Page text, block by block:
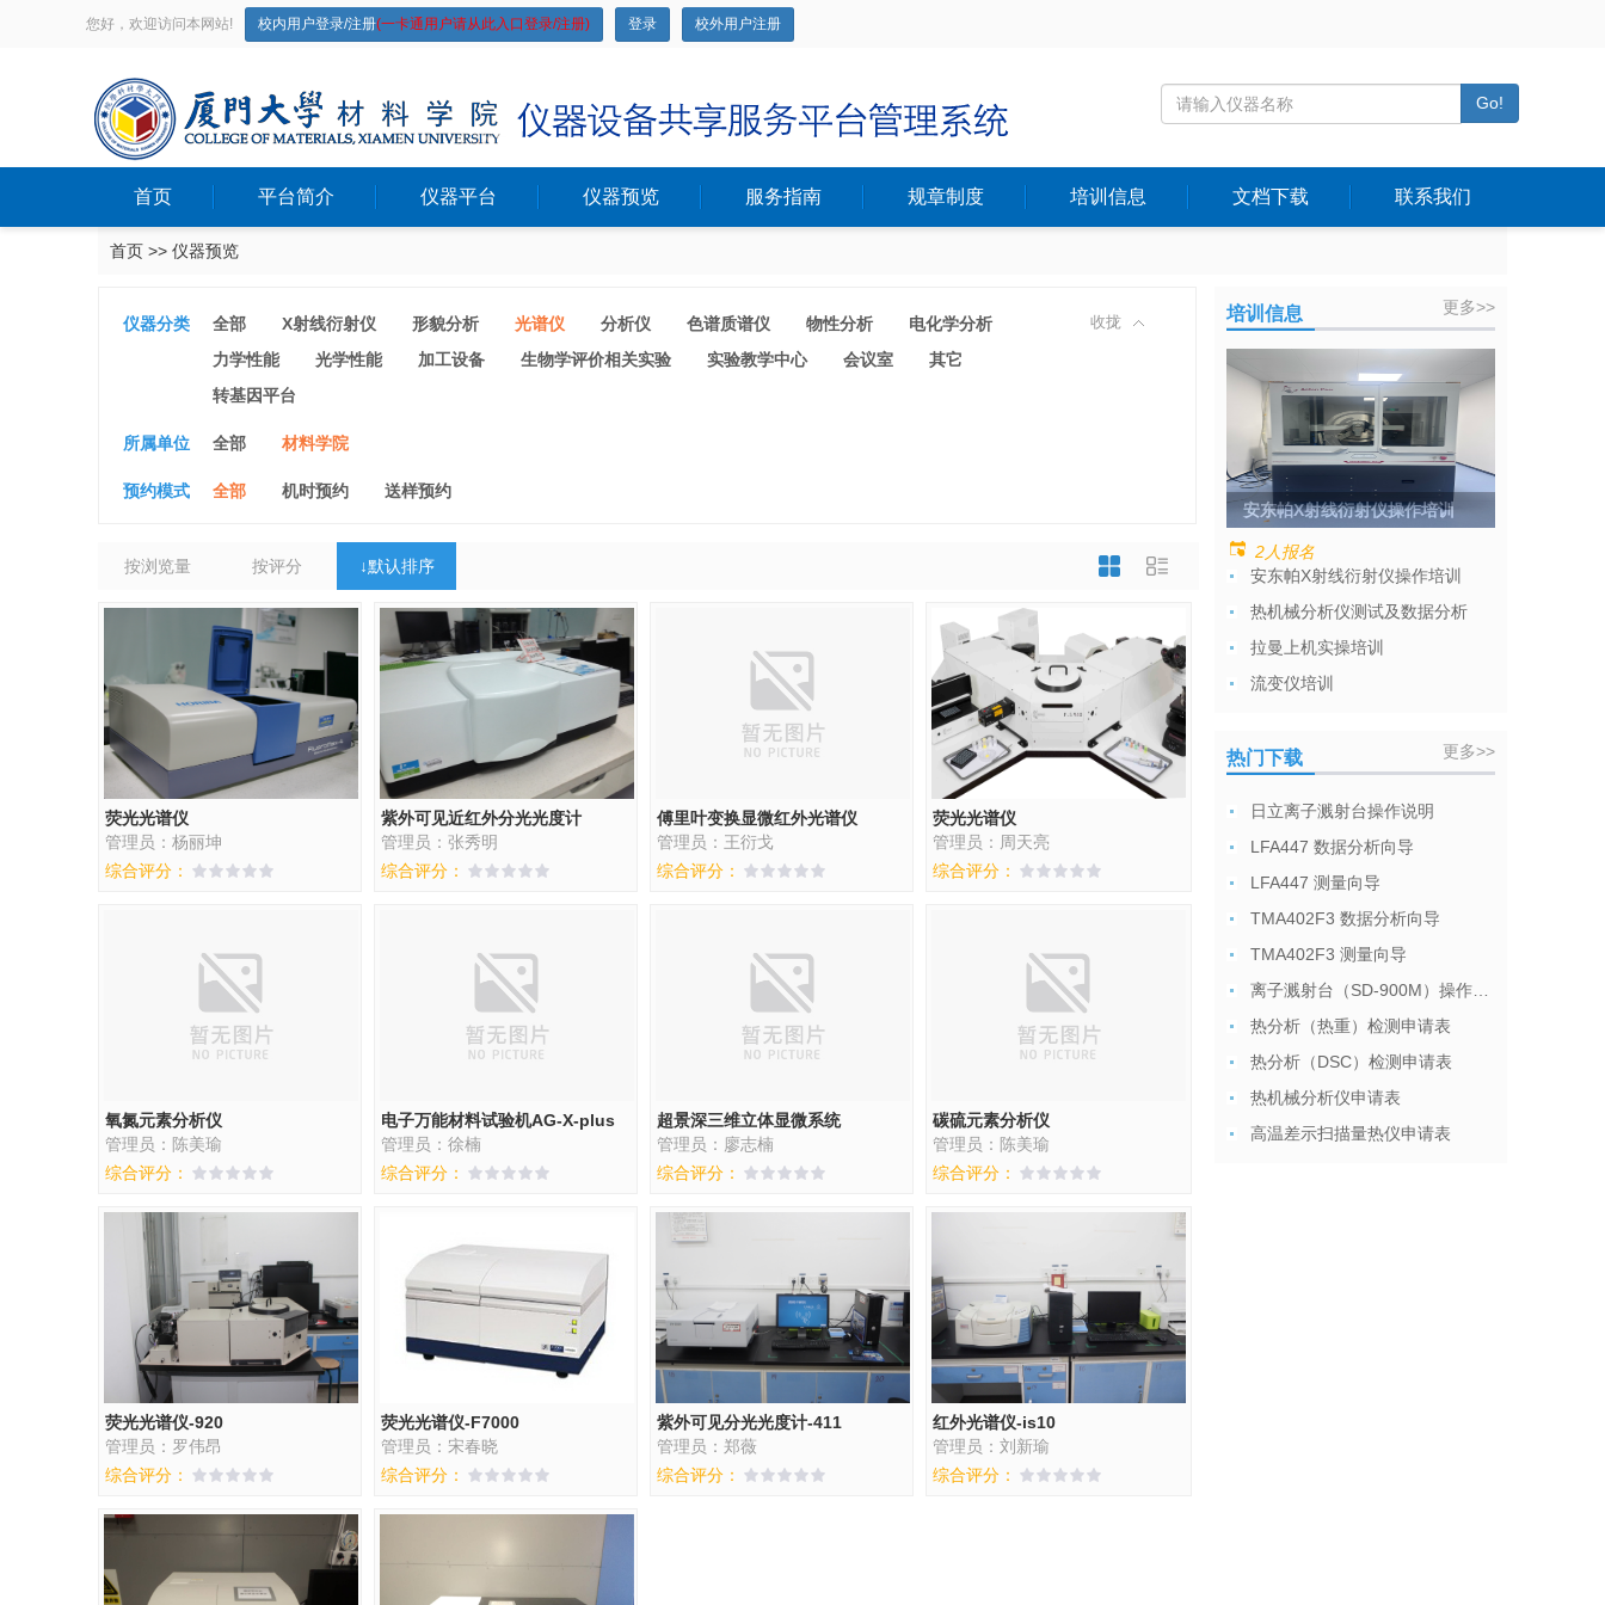
您好，欢迎访问本网站! 校内用户登录/注册(一卡通用户请从此入口登录/注册) 登录 校外用户注册
Go!
首页 平台简介 仪器平台 仪器预览 服务指南 规章制度 培训信息 文档下载 联系我们
首页 >> 仪器预览
仪器分类 全部 X射线衍射仪 形貌分析 光谱仪 分析仪 色谱质谱仪 物性分析
电化学分析
力学性能
光学性能 加工设备 生物学评价相关实验 实验教学中心 会议室
其它
转基因平台
收拢
所属单位 全部 材料学院
预约模式 全部 机时预约 送样预约
按浏览量 按评分 ↓默认排序
荧光光谱仪
管理员：杨丽坤
综合评分：
紫外可见近红外分光光度计
管理员：张秀明
综合评分：
傅里叶变换显微红外光谱仪
管理员：王衍戈
综合评分：
荧光光谱仪
管理员：周天亮
综合评分：
氧氮元素分析仪
管理员：陈美瑜
综合评分：
电子万能材料试验机AG-X-plus
管理员：徐楠
综合评分：
超景深三维立体显微系统
管理员：廖志楠
综合评分：
碳硫元素分析仪
管理员：陈美瑜
综合评分：
荧光光谱仪-920
管理员：罗伟昂
综合评分：
荧光光谱仪-F7000
管理员：宋春晓
综合评分：
紫外可见分光光度计-411
管理员：郑薇
综合评分：
红外光谱仪-is10
管理员：刘新瑜
综合评分：
培训信息 更多>>
安东帕X射线衍射仪操作培训
2人报名
安东帕X射线衍射仪操作培训
热机械分析仪测试及数据分析
拉曼上机实操培训
流变仪培训
热门下载 更多>>
日立离子溅射台操作说明
LFA447 数据分析向导
LFA447 测量向导
TMA402F3 数据分析向导
TMA402F3 测量向导
热分析（热重）检测申请表
热分析（DSC）检测申请表
热机械分析仪申请表
高温差示扫描量热仪申请表